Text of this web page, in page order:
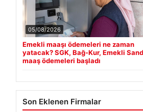
05/08/2026
Emekli maaşı ödemeleri ne zaman
yatacak? SGK, Bağ-Kur, Emekli
maaş ödemeleri başladı
Son Eklenen Firmalar